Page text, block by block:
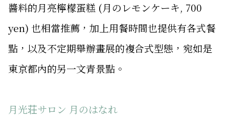
醬料的月亮檸檬蛋糕 (月のレモンケーキ, 700
yen) 也相當推薦，加上用餐時間也提供有各式餐
點，以及不定期舉辦畫展的複合式型態，宛如是
東京都內的另一文青景點。
月光荘サロン 月のはなれ